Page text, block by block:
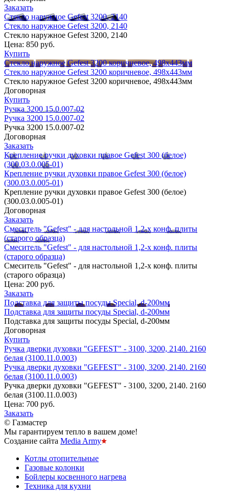
Заказать
Стекло наружное Gefest 3200, 2140
Стекло наружное Gefest 3200, 2140
Стекло наружное Gefest 3200, 2140
Цена: 850 руб.
Купить
Стекло наружное Gefest 3200 коричневое, 498х443мм
Стекло наружное Gefest 3200 коричневое, 498х443мм
Стекло наружное Gefest 3200 коричневое, 498х443мм
Договорная
Купить
Ручка 3200 15.0.007-02
Ручка 3200 15.0.007-02
Ручка 3200 15.0.007-02
Договорная
Заказать
Крепление ручки духовки правое Gefest 300 (белое)
(300.03.0.005-01)
Крепление ручки духовки правое Gefest 300 (белое)
(300.03.0.005-01)
Крепление ручки духовки правое Gefest 300 (белое)
(300.03.0.005-01)
Договорная
Заказать
Смеситель "Gefest" - для настольной 1,2-х конф. плиты
(старого образца)
Смеситель "Gefest" - для настольной 1,2-х конф. плиты
(старого образца)
Смеситель "Gefest" - для настольной 1,2-х конф. плиты
(старого образца)
Цена: 200 руб.
Заказать
Подставка для защиты посуды Special, d-200мм
Подставка для защиты посуды Special, d-200мм
Подставка для защиты посуды Special, d-200мм
Договорная
Купить
Ручка дверки духовки "GEFEST" - 3100, 3200, 2140. 2160
белая (3100.11.0.003)
Ручка дверки духовки "GEFEST" - 3100, 3200, 2140. 2160
белая (3100.11.0.003)
Ручка дверки духовки "GEFEST" - 3100, 3200, 2140. 2160
белая (3100.11.0.003)
Цена: 700 руб.
Заказать
© Газмастер
Мы гарантируем тепло в вашем доме!
Создание сайта Media Army
Котлы отопительные
Газовые колонки
Бойлеры косвенного нагрева
Техника для кухни